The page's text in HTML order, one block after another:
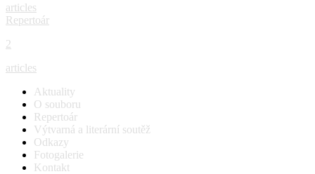
articles
Repertoár
2
articles
Aktuality
O souboru
Repertoár
Výtvarná a literární soutěž
Odkazy
Fotogalerie
Kontakt